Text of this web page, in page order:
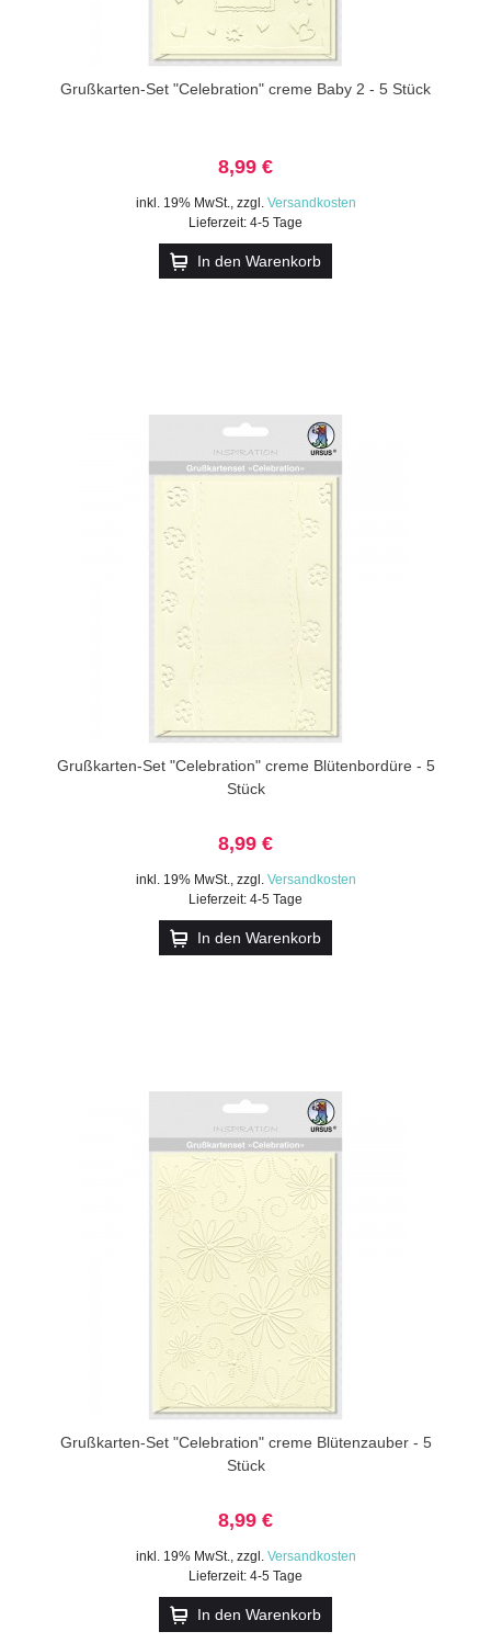
Grußkarten-Set "Celebration" creme Baby 2 - 5 Stück
8,99 €
inkl. 19% MwSt., zzgl. Versandkosten
Lieferzeit: 4-5 Tage
In den Warenkorb
Grußkarten-Set "Celebration" creme Blütenbordüre - 5
Stück
8,99 €
inkl. 19% MwSt., zzgl. Versandkosten
Lieferzeit: 4-5 Tage
In den Warenkorb
Grußkarten-Set "Celebration" creme Blütenzauber - 5
Stück
8,99 €
inkl. 19% MwSt., zzgl. Versandkosten
Lieferzeit: 4-5 Tage
In den Warenkorb